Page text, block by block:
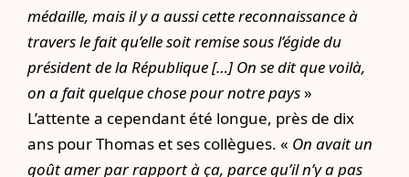
médaille, mais il y a aussi cette reconnaissance à
travers le fait qu’elle soit remise sous l’égide du
président de la République […] On se dit que voilà,
on a fait quelque chose pour notre pays»
L’attente a cependant été longue, près de dix
ans pour Thomas et ses collègues. « On avait un
goût amer par rapport à ça, parce qu’il n’y a pas